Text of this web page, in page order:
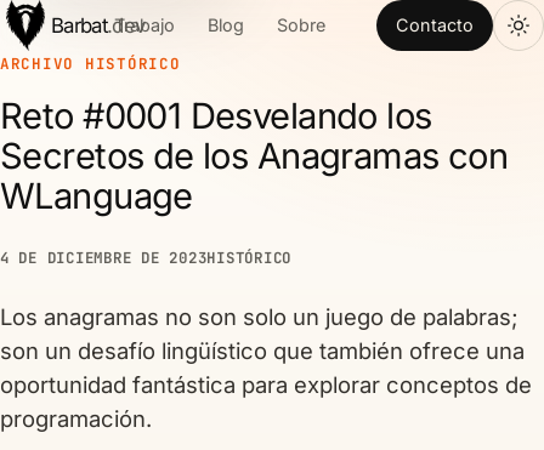
Barbat.dev
Trabajo Blog Sobre
Contacto
ARCHIVO HISTÓRICO
Reto #0001 Desvelando los
Secretos de los Anagramas con
WLanguage
4 DE DICIEMBRE DE 2023HISTÓRICO
Los anagramas no son solo un juego de palabras;
son un desafío lingüístico que también ofrece una
oportunidad fantástica para explorar conceptos de
programación.